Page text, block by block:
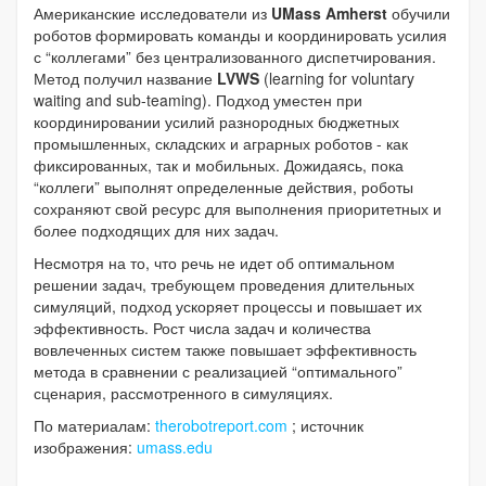
Американские исследователи из UMass Amherst обучили
роботов формировать команды и координировать усилия
с “коллегами” без централизованного диспетчирования.
Метод получил название LVWS (learning for voluntary
waiting and sub-teaming). Подход уместен при
координировании усилий разнородных бюджетных
промышленных, складских и аграрных роботов - как
фиксированных, так и мобильных. Дожидаясь, пока
“коллеги” выполнят определенные действия, роботы
сохраняют свой ресурс для выполнения приоритетных и
более подходящих для них задач.
Несмотря на то, что речь не идет об оптимальном
решении задач, требующем проведения длительных
симуляций, подход ускоряет процессы и повышает их
эффективность. Рост числа задач и количества
вовлеченных систем также повышает эффективность
метода в сравнении с реализацией “оптимального”
сценария, рассмотренного в симуляциях.
По материалам: therobotreport.com ; источник
изображения: umass.edu